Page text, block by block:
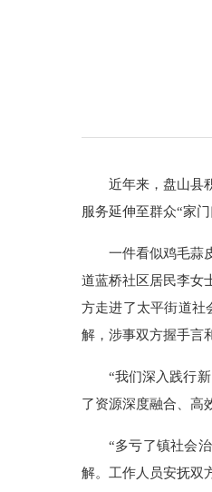
近年来，盘山县
服务延伸至群众“家
一件看似鸡毛蒜
道蓝桥社区居民李女
方走进了太平街道社
解，涉事双方握手言
“我们深入践行
了资源深度融合、高
“多亏了镇社会
解。工作人员安抚双